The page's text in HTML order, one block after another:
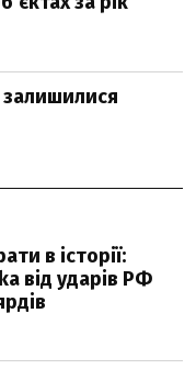
залишилися
в історії:
від ударів РФ